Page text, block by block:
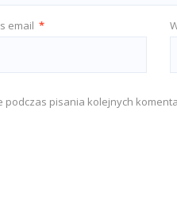
email *
podczas pisania kolejnych